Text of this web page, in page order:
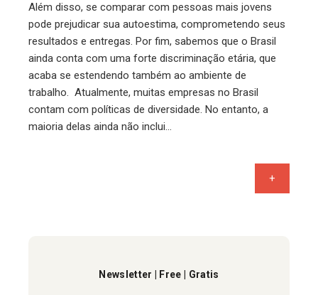
Além disso, se comparar com pessoas mais jovens
pode prejudicar sua autoestima, comprometendo seus
resultados e entregas. Por fim, sabemos que o Brasil
ainda conta com uma forte discriminação etária, que
acaba se estendendo também ao ambiente de
trabalho. Atualmente, muitas empresas no Brasil
contam com políticas de diversidade. No entanto, a
maioria delas ainda não inclui…
+
Newsletter | Free | Gratis